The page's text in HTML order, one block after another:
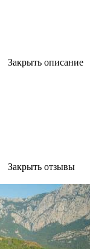
Закрыть описание
Закрыть отзывы